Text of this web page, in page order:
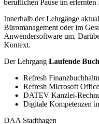
beruflichen Pause im erlernten
Innerhalb der Lehrgänge
Büromanagement oder im
Anwendersoftware um.
Kontext.
Der Lehrgang Laufende
Refresh
Refresh Microsoft Office
DATEV Kanzlei-
Digitale Kompetenzen
DAA Stadthagen